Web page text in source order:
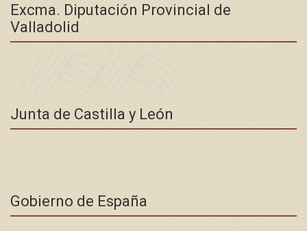
Excma. Diputación Provincial de
Valladolid
Junta de Castilla y León
Gobierno de España